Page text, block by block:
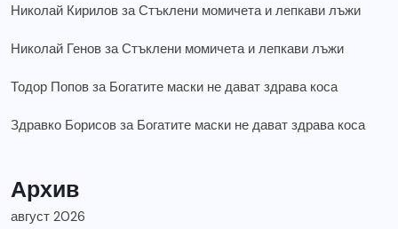
Николай Кирилов заСтъклени момичета и лепкави лъжи
Николай Генов заСтъклени момичета и лепкави лъжи
Тодор Попов за Богатите маски не дават здрава коса
Здравко Борисов за Богатите маски не дават здрава коса
Архив
август 2026